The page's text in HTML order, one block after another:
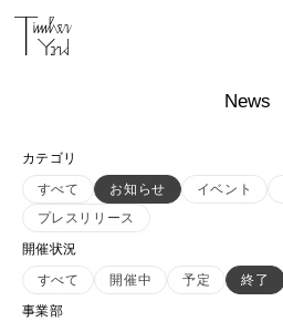
News
カテゴリ
すべて
お知らせ イベント
プレスリリース
開催状況
すべて
開催中 予定
終了
事業部